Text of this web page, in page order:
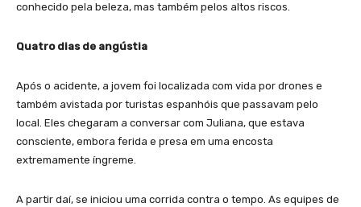
conhecido pela beleza, mas também pelos altos riscos.
Quatro dias de angústia
Após o acidente, a jovem foi localizada com vida por drones e
também avistada por turistas espanhóis que passavam pelo
local. Eles chegaram a conversar com Juliana, que estava
consciente, embora ferida e presa em uma encosta
extremamente íngreme.
A partir daí, se iniciou uma corrida contra o tempo. As equipes de